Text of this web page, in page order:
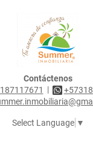
Contáctenos
|
Select Language ▼